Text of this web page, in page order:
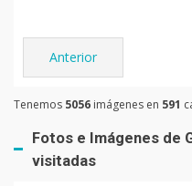
Anterior
Tenemos 5056 imágenes en 591
Fotos e Imágenes de
visitadas